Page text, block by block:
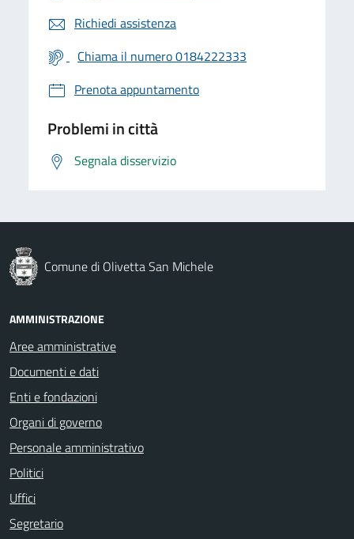
Richiedi assistenza
Chiama il numero 0184222333
Prenota appuntamento
Problemi in città
Segnala disservizio
Comune di Olivetta San Michele
AMMINISTRAZIONE
Aree amministrative
Documenti e dati
Enti e fondazioni
Organi di governo
Personale amministrativo
Politici
Uffici
Segretario